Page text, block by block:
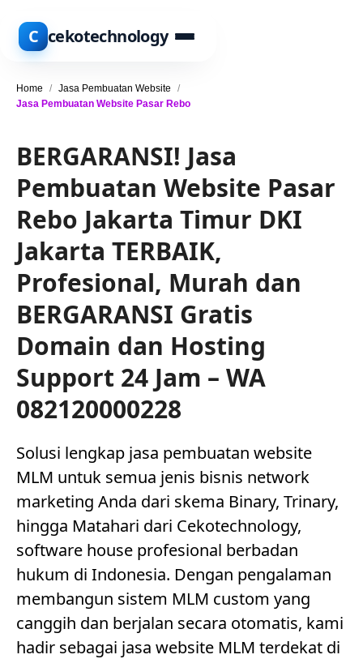
C cekotechnology
Home / Jasa Pembuatan Website
/
Jasa Pembuatan Website Pasar Rebo
BERGARANSI! Jasa
Pembuatan Website Pasar
Rebo Jakarta Timur DKI
Jakarta TERBAIK,
Profesional, Murah dan
BERGARANSI Gratis
Domain dan Hosting
Support 24 Jam – WA
082120000228
Solusi lengkap jasa pembuatan website
MLM untuk semua jenis bisnis network
marketing Anda dari skema Binary, Trinary,
hingga Matahari dari Cekotechnology,
software house profesional berbadan
hukum di Indonesia. Dengan pengalaman
membangun sistem MLM custom yang
canggih dan berjalan secara otomatis, kami
hadir sebagai jasa website MLM terdekat di